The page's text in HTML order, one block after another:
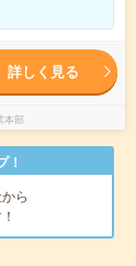
詳しく見る
本部
！
ら